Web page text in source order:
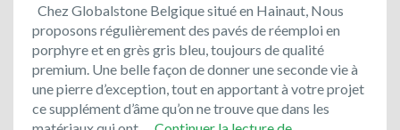
Chez Globalstone Belgique situé en Hainaut, Nous
proposons régulièrement des pavés de réemploi en
porphyre et en grès gris bleu, toujours de qualité
premium. Une belle façon de donner une seconde vie à
une pierre d’exception, tout en apportant à votre projet
ce supplément d’âme qu’on ne trouve que dans les
Le